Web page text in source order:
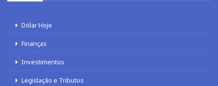
Dólar Hoje
Finanças
Investimentos
Legislação e Tributos